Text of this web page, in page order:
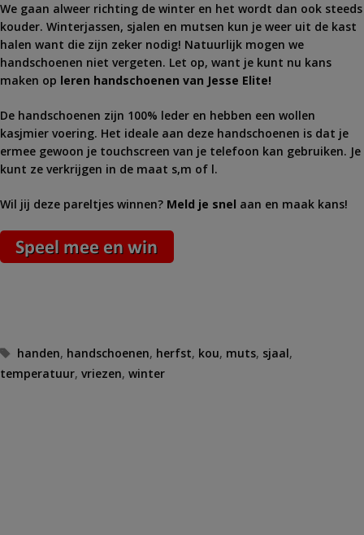
We gaan alweer richting de winter en het wordt dan ook steeds
kouder. Winterjassen, sjalen en mutsen kun je weer uit de kast
halen want die zijn zeker nodig! Natuurlijk mogen we
handschoenen niet vergeten. Let op, want je kunt nu kans
maken op leren handschoenen van Jesse Elite!
De handschoenen zijn 100% leder en hebben een wollen
kasjmier voering. Het ideale aan deze handschoenen is dat je
ermee gewoon je touchscreen van je telefoon kan gebruiken. Je
kunt ze verkrijgen in de maat s,m of l.
Wil jij deze pareltjes winnen? Meld je snel aan en maak kans!
Tags
handen, handschoenen, herfst, kou, muts, sjaal,
temperatuur, vriezen, winter